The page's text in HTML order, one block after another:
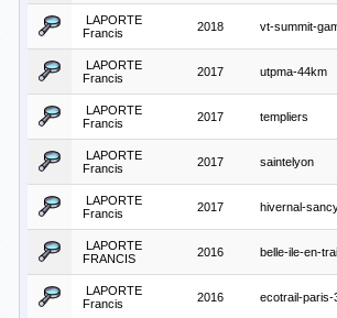
LAPORTE
Francis
2018 vt-summit-
LAPORTE
Francis
2017 utpma-44km
LAPORTE
Francis
2017 templiers
LAPORTE
Francis
2017 saintelyon
LAPORTE
Francis
2017 hivernal-
LAPORTE
FRANCIS
2016 belle-ile-en-
LAPORTE
Francis
2016 ecotrail-paris-